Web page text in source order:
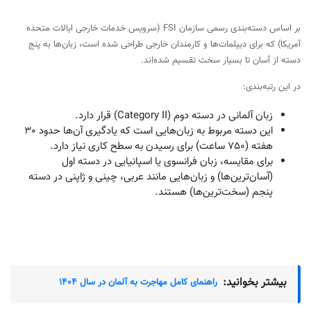
بر اساس دسته‌بندی رسمی سازمان FSI (سرویس خدمات خارجی ایالات متحده
آمریکا) که برای دیپلمات‌ها و کارمندان خارجی طراحی شده است، زبان‌ها به پنج
دسته از آسان تا بسیار سخت تقسیم شده‌اند.
در این رتبه‌بندی:
زبان آلمانی در دسته دوم (Category II) قرار دارد.
این دسته مربوط به زبان‌هایی است که یادگیری آن‌ها حدود 30
هفته (750 ساعت) برای رسیدن به سطح کاری نیاز دارد.
برای مقایسه، زبان فرانسوی یا اسپانیایی در دسته اول
(آسان‌ترین‌ها) و زبان‌هایی مانند عربی، چینی و ژاپنی در دسته
پنجم (سخت‌ترین‌ها) هستند.
بیشتر بخوانید: راهنمای کامل مهاجرت به آلمان در سال ۱۴۰۴